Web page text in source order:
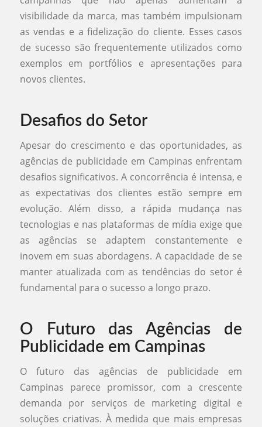
visibilidade da marca, mas também impulsionam
as vendas e a fidelização do cliente. Esses casos
de sucesso são frequentemente utilizados como
exemplos em portfólios e apresentações para
novos clientes.
Desafios do Setor
Apesar do crescimento e das oportunidades, as
agências de publicidade em Campinas enfrentam
desafios significativos. A concorrência é intensa, e
as expectativas dos clientes estão sempre em
evolução. Além disso, a rápida mudança nas
tecnologias e nas plataformas de mídia exige que
as agências se adaptem constantemente e
inovem em suas abordagens. A capacidade de se
manter atualizada com as tendências do setor é
fundamental para o sucesso a longo prazo.
O Futuro das Agências de
Publicidade em Campinas
O futuro das agências de publicidade em
Campinas parece promissor, com a crescente
demanda por serviços de marketing digital e
soluções criativas. À medida que mais empresas